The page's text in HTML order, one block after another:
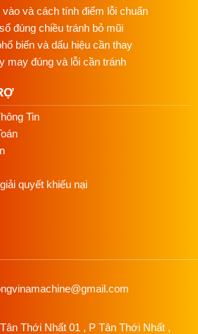
và cách tính điểm lỗi chuẩn
đúng chiều tránh bỏ mũi
biến và dấu hiệu cần thay
may đúng và lỗi cần tránh
Tin
quyết khiếu nại
Thới Nhất 01 , P Tân Thới Nhất ,